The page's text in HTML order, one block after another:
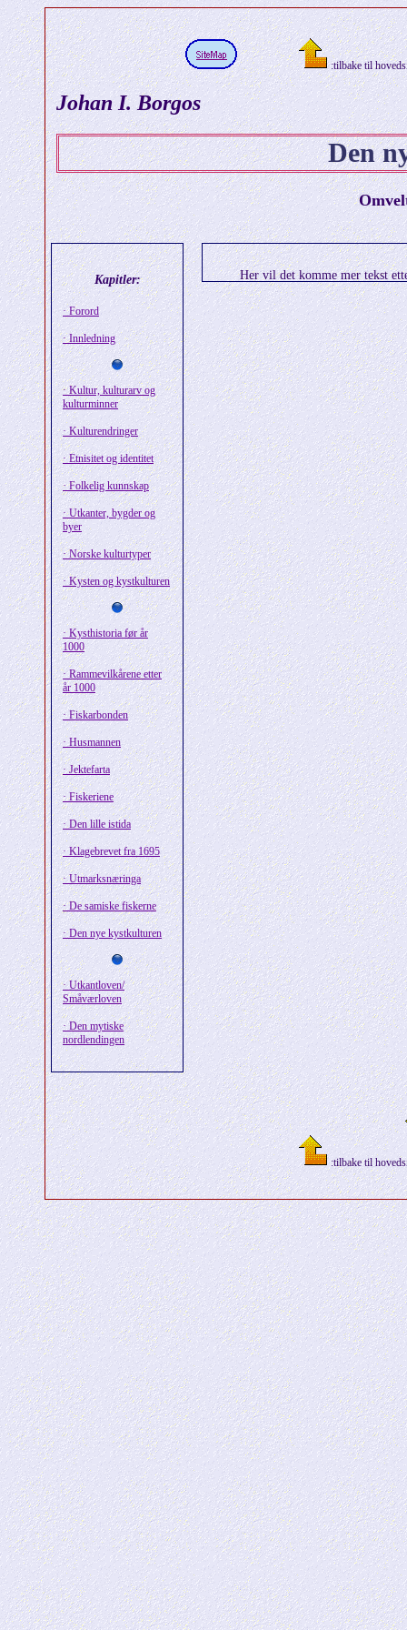
:tilbake til
Johan I. Borgos
Den
Kapitler:
· Forord
· Innledning
· Kultur, kulturarv og
kulturminner
· Kulturendringer
· Etnisitet og identitet
· Folkelig kunnskap
· Utkanter, bygder og
byer
· Norske kulturtyper
· Kysten og kystkulturen
· Kysthistoria før år
1000
· Rammevilkårene etter
år 1000
· Fiskarbonden
· Husmannen
· Jektefarta
· Fiskeriene
· Den lille istida
· Klagebrevet fra 1695
· Utmarksnæringa
· De samiske fiskerne
· Den nye kystkulturen
· Utkantloven/
Småværloven
· Den mytiske
nordlendingen
Her vil det komme mer tekst
:tilbake til